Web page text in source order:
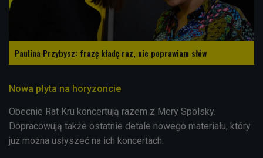
Paulina Przybysz: frazę kładę raz, nie poprawiam słów
Nowa płyta na horyzoncie
Obecnie Rat Kru koncertują razem z Mery Spolsky.
Dopracowują także ostatnie detale nowego materiału, który
już można usłyszeć na ich koncertach.